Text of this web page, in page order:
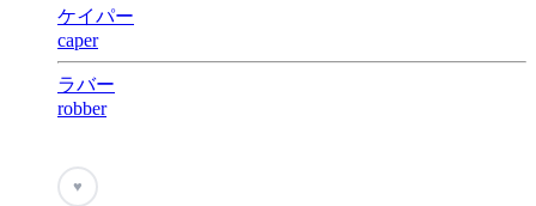
ケイパー
caper
ラバー
robber
♥